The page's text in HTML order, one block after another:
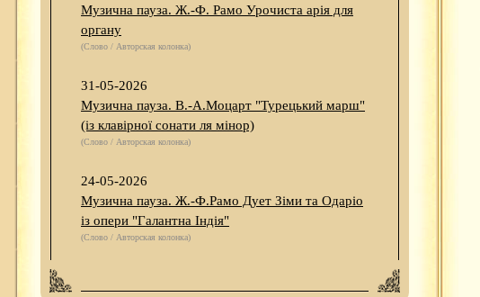
Музична пауза. Ж.-Ф. Рамо Урочиста арія для
органу
(Слово / Авторская колонка)
31-05-2026
Музична пауза. В.-А.Моцарт "Турецький марш"
(із клавірної сонати ля мінор)
(Слово / Авторская колонка)
24-05-2026
Музична пауза. Ж.-Ф.Рамо Дует Зіми та Одаріо
із опери "Галантна Індія"
(Слово / Авторская колонка)